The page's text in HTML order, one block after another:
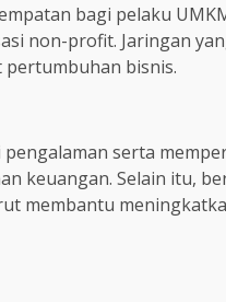
bagi pelaku
non-profit. Jaringan
pertumbuhan bisnis.
serta
keuangan. Selain itu,
membantu